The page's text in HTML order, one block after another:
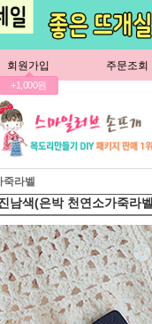
회원가입
+1,000원
주문조회
죽라벨
남색(은박 천연소가죽라벨